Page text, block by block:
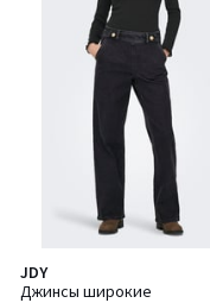
JDY
Джинсы широкие